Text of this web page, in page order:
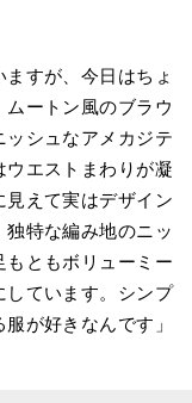
ますが、今日はちょ
ートン風のブラウ
ッシュなアメカジテ
エストまわりが凝
見えて実はデザイン
特な編み地のニッ
もともボリューミー
しています。シンプ
が好きなんです」